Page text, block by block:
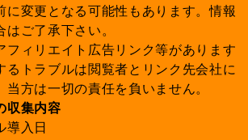
に変更となる可能性もあります。情報
ご了承下さい。
フィリエイト広告リンク等があります
るトラブルは閲覧者とリンク先会社に
方は一切の責任を負いません。
収集内容
導入日